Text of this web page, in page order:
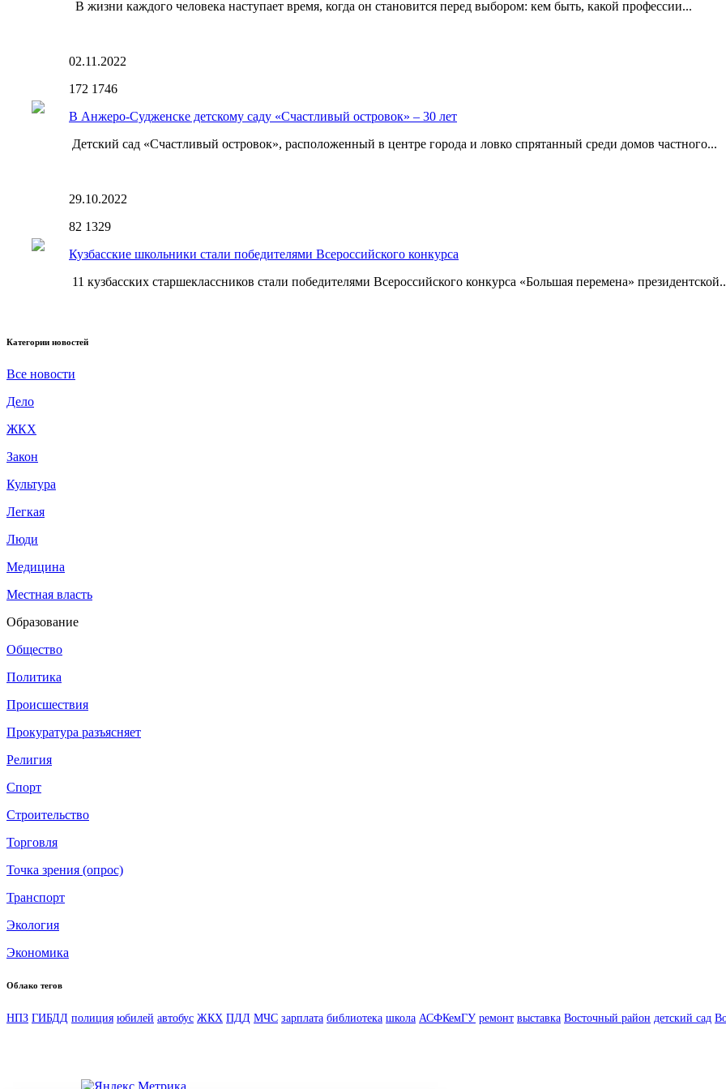
В жизни каждого человека наступает время, когда он становится перед выбором: кем быть, какой профессии...
02.11.2022
172 1746
В Анжеро-Судженске детскому саду «Счастливый островок» – 30 лет
Детский сад «Счастливый островок», расположенный в центре города и ловко спрятанный среди домов частного...
29.10.2022
82 1329
Кузбасские школьники стали победителями Всероссийского конкурса
11 кузбасских старшеклассников стали победителями Всероссийского конкурса «Большая перемена»
Категории новостей
Все новости
Дело
ЖКХ
Закон
Культура
Легкая
Люди
Медицина
Местная власть
Образование
Общество
Политика
Происшествия
Прокуратура разъясняет
Религия
Спорт
Строительство
Торговля
Точка зрения (опрос)
Транспорт
Экология
Экономика
Облако тегов
НПЗ ГИБДД полиция юбилей автобус ЖКХ ПДД МЧС зарплата библиотека школа АСФКемГУ ремонт выставка Восточный район детский сад